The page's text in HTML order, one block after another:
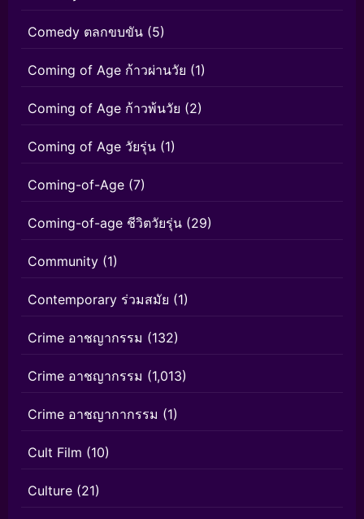
Comedy ตลกขบขัน (5)
Coming of Age ก้าวผ่านวัย (1)
Coming of Age ก้าวพ้นวัย (2)
Coming of Age วัยรุ่น (1)
Coming-of-Age (7)
Coming-of-age ชีวิตวัยรุ่น (29)
Community (1)
Contemporary ร่วมสมัย (1)
Crime อาชญากรรม (132)
Crime อาชญากรรม (1,013)
Crime อาชญากากรรม (1)
Cult Film (10)
Culture (21)